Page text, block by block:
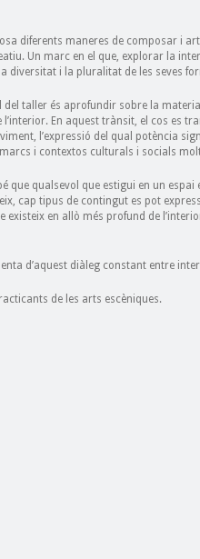
diferents maneres de composar i
Un marc en el que, explorar la
diversitat i la pluralitat de les seves
del taller és aprofundir sobre la
l’interior. En aquest trànsit, el cos es
l’expressió del qual potència
i contextos culturals i socials
que qualsevol que estigui en un
cap tipus de contingut es pot
existeix en allò més profund de
d’aquest diàleg constant entre
de les arts escèniques.